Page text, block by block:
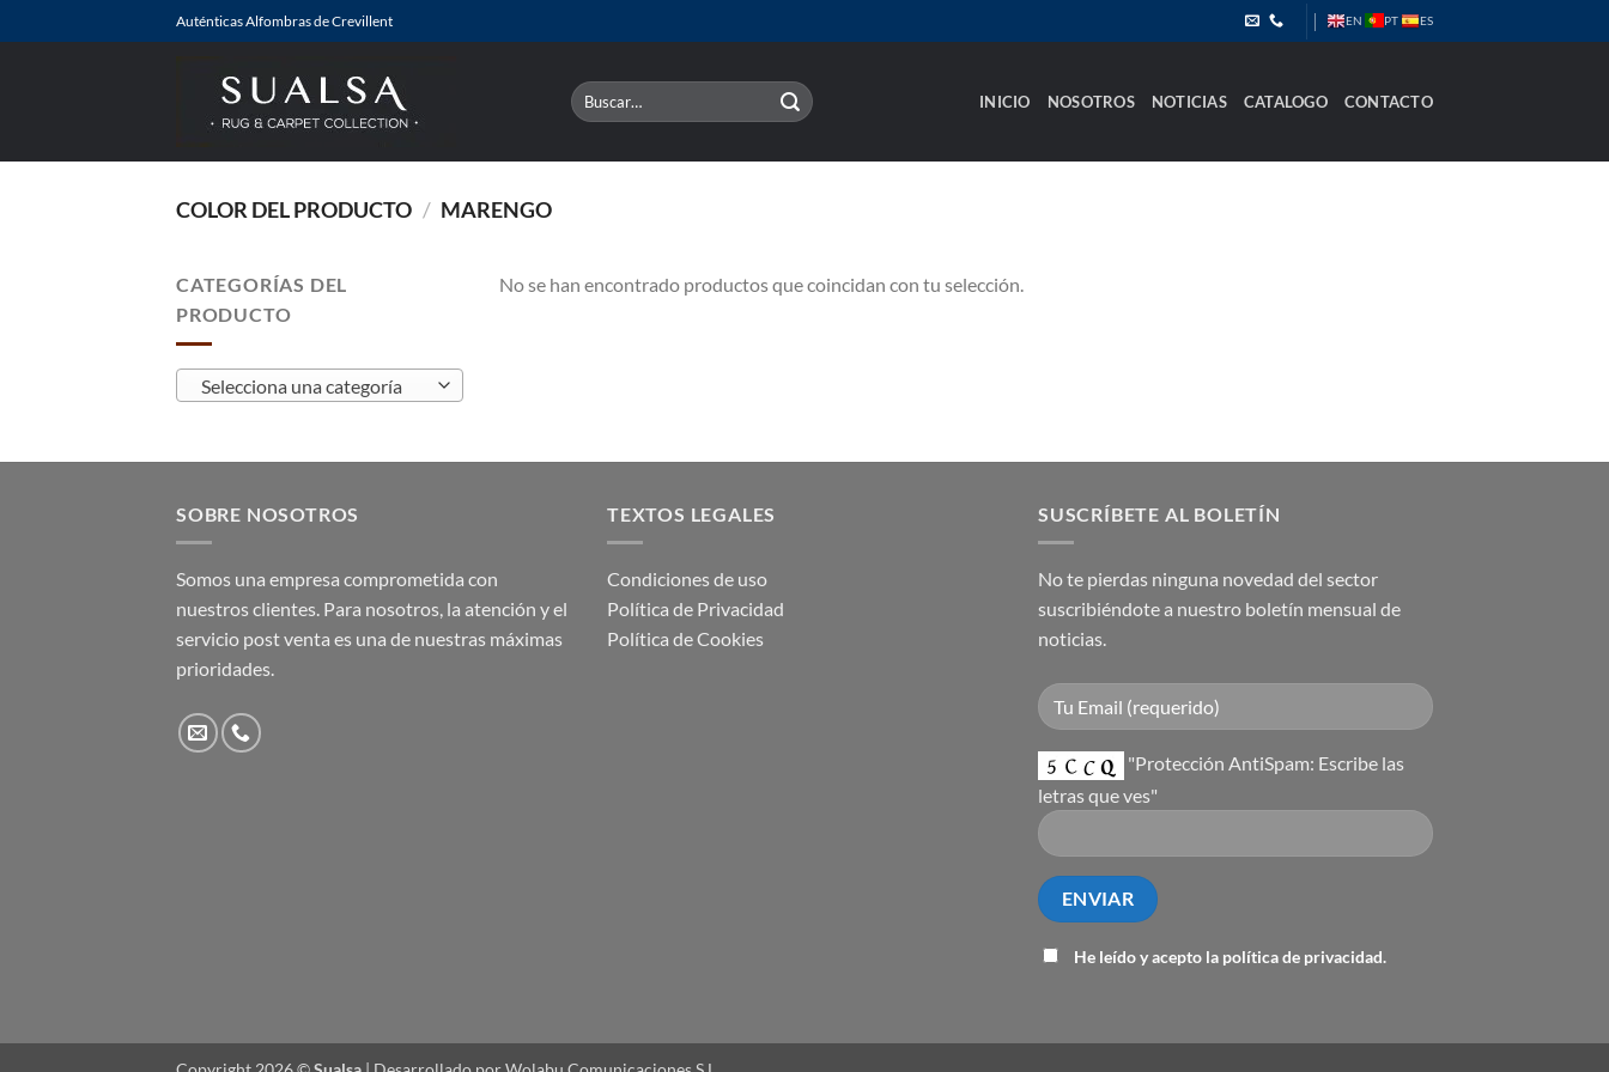
al
Auténticas Alfombras de Crevillent EN PT ES
Buscar
por:
INICIO NOSOTROS NOTICIAS CATALOGO CONTACTO
COLOR DEL PRODUCTO / MARENGO
CATEGORÍAS DEL
PRODUCTO
Selecciona una categoría
No se han encontrado productos que coincidan con tu selección.
SOBRE NOSOTROS
Somos una empresa comprometida con
nuestros clientes. Para nosotros, la atención y el
servicio post venta es una de nuestras máximas
prioridades.
TEXTOS LEGALES
Condiciones de uso
Política de Privacidad
Política de Cookies
SUSCRÍBETE AL BOLETÍN
No te pierdas ninguna novedad del sector
suscribiéndote a nuestro boletín mensual de
noticias.
"Protección AntiSpam: Escribe las
letras que ves"
He leído y acepto la política de privacidad.